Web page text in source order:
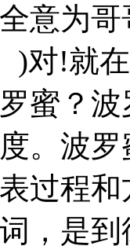
意为
)对!就
蜜？
。波
过程
，是